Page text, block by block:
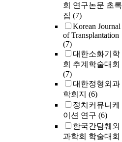
회 연구논문 초록
집 (7)
Korean Journal
of Transplantation
(7)
대한소화기학
회 추계학술대회
(7)
대한정형외과
학회지 (6)
정치커뮤니케
이션 연구 (6)
한국간담췌외
과학회 학술대회